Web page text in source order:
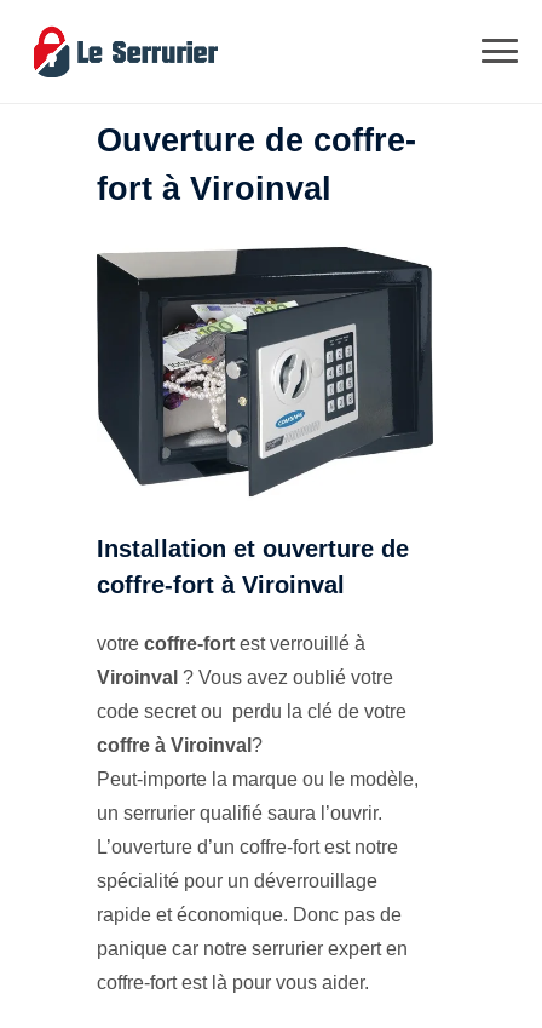
Ouverture de coffre-
fort à Viroinval
Installation et ouverture de
coffre-fort à Viroinval
votre coffre-fort est verrouillé à
Viroinval ? Vous avez oublié votre
code secret ou perdu la clé de votre
coffre à Viroinval ?
Peut-importe la marque ou le modèle,
un serrurier qualifié saura l’ouvrir.
L’ouverture d’un coffre-fort est notre
spécialité pour un déverrouillage
rapide et économique. Donc pas de
panique car notre serrurier expert en
coffre-fort est là pour vous aider.